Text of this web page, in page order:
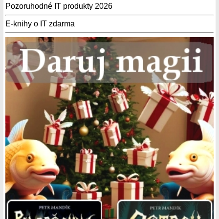
Pozoruhodné IT produkty 2026
E-knihy o IT zdarma